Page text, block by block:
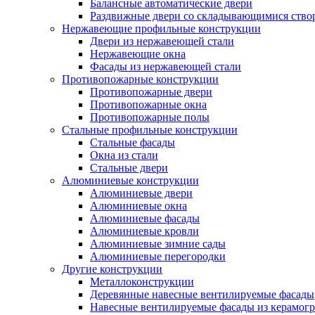
Балансные автоматические двери
Раздвижные двери со складывающимися
Нержавеющие профильные конструкции
Двери из нержавеющей стали
Нержавеющие окна
Фасады из нержавеющей стали
Противопожарные конструкции
Противопожарные двери
Противопожарные окна
Противопожарные полы
Стальные профильные конструкции
Стальные фасады
Окна из стали
Стальные двери
Алюминиевые конструкции
Алюминиевые двери
Алюминиевые окна
Алюминиевые фасады
Алюминиевые кровли
Алюминиевые зимние сады
Алюминиевые перегородки
Другие конструкции
Металлоконструкции
Деревянные навесные вентилируемые фасады
Навесные вентилируемые фасады из